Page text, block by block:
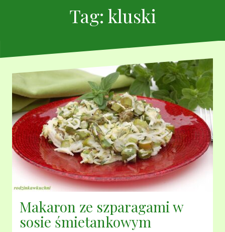
Tag: kluski
Makaron ze szparagami w
sosie śmietankowym